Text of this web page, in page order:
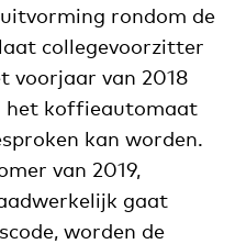
rondom de
collegevoorzitter
voorjaar van 2018
het koffieautomaat
kan worden.
van 2019,
gaat
worden de